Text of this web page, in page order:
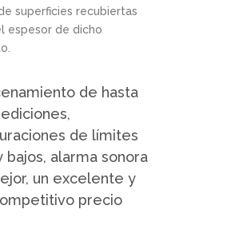
superficies recubiertas
espesor de dicho
de hasta
de límites
bajos, alarma sonora
un excelente y
precio